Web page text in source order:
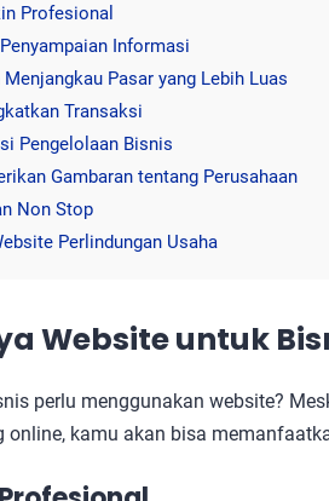
Profesional
Informasi
Pasar yang Lebih Luas
Transaksi
Pengelolaan Bisnis
Gambaran tentang Perusahaan
Non Stop
Perlindungan Usaha
Website untuk
perlu menggunakan website?
online, kamu akan bisa